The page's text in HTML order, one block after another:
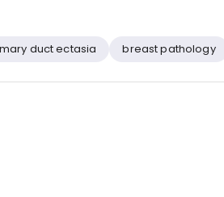
duct ectasia breast pathology